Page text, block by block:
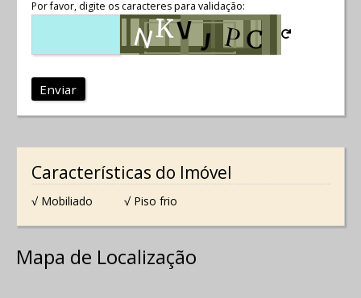
Por favor, digite os caracteres para validação:
Enviar
Características do Imóvel
√ Mobiliado √ Piso frio
Mapa de Localização